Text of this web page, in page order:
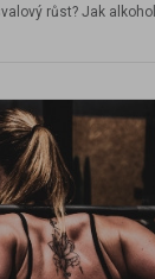
růst? Jak